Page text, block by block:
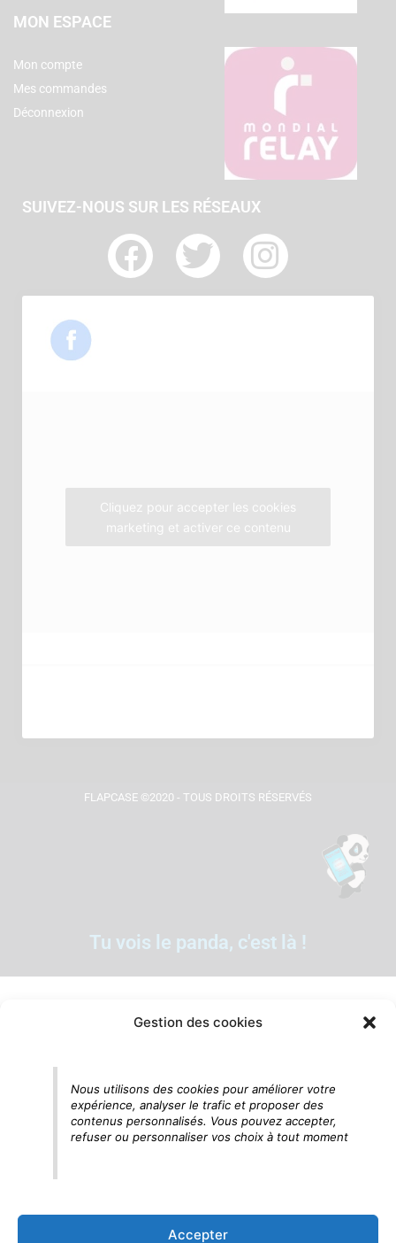
Gestion des cookies
Nous utilisons des cookies pour améliorer votre
expérience, analyser le trafic et proposer des
contenus personnalisés. Vous pouvez accepter,
refuser ou personnaliser vos choix à tout moment
Accepter
MON ESPACE
Mon compte
Mes commandes
Déconnexion
SUIVEZ-NOUS SUR LES RÉSEAUX
F
a
T
w
I
n
m
Cliquez pour accepter les cookies
marketing et activer ce contenu
FLAPCASE ©2020 - TOUS DROITS RÉSERVÉS
Tu vois le panda, c'est là !